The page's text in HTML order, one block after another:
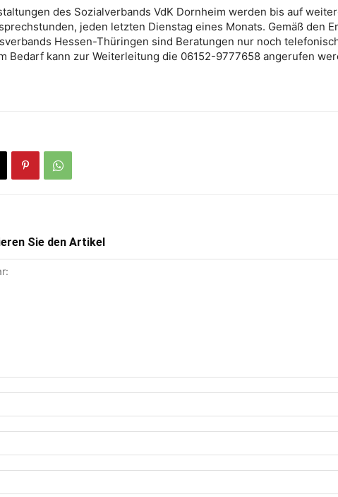
des Sozialverbands VdK Dornheim werden bis auf
jeden letzten Dienstag eines Monats. Gemäß den
Hessen-Thüringen sind Beratungen nur noch
Bedarf kann zur Weiterleitung die 06152-9777658 angerufen
Sie den Artikel